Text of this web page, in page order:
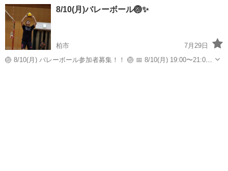
でバレーしませんか？🔥 せっかくの祝...
千葉 柏市 スポーツ バレー
8/10(月)バレーボール🏐✨
柏市
7月29日
🏐 8/10(月) バレーボール参加者募集！！ 🏐 📅 8/10(月) 19:00〜21:00